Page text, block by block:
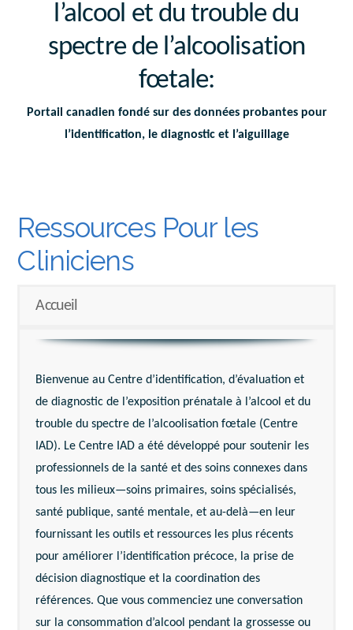
l’alcool et du trouble du
spectre de l’alcoolisation
fœtale:
Portail canadien fondé sur des données probantes pour
l’identification, le diagnostic et l’aiguillage
Ressources Pour les
Cliniciens
Accueil
Bienvenue au Centre d’identification, d’évaluation et
de diagnostic de l’exposition prénatale à l’alcool et du
trouble du spectre de l’alcoolisation fœtale (Centre
IAD). Le Centre IAD a été développé pour soutenir les
professionnels de la santé et des soins connexes dans
tous les milieux—soins primaires, soins spécialisés,
santé publique, santé mentale, et au-delà—en leur
fournissant les outils et ressources les plus récents
pour améliorer l’identification précoce, la prise de
décision diagnostique et la coordination des
références. Que vous commenciez une conversation
sur la consommation d’alcool pendant la grossesse ou